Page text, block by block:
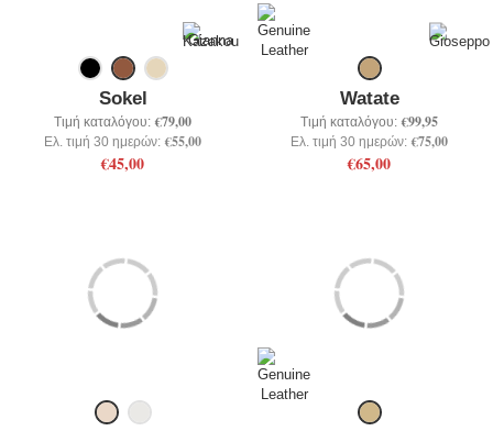
Sokel
Τιμή καταλόγου: €79,00
Ελ. τιμή 30 ημερών: €55,00
€45,00
Watate
Τιμή καταλόγου: €99,95
Ελ. τιμή 30 ημερών: €75,00
€65,00